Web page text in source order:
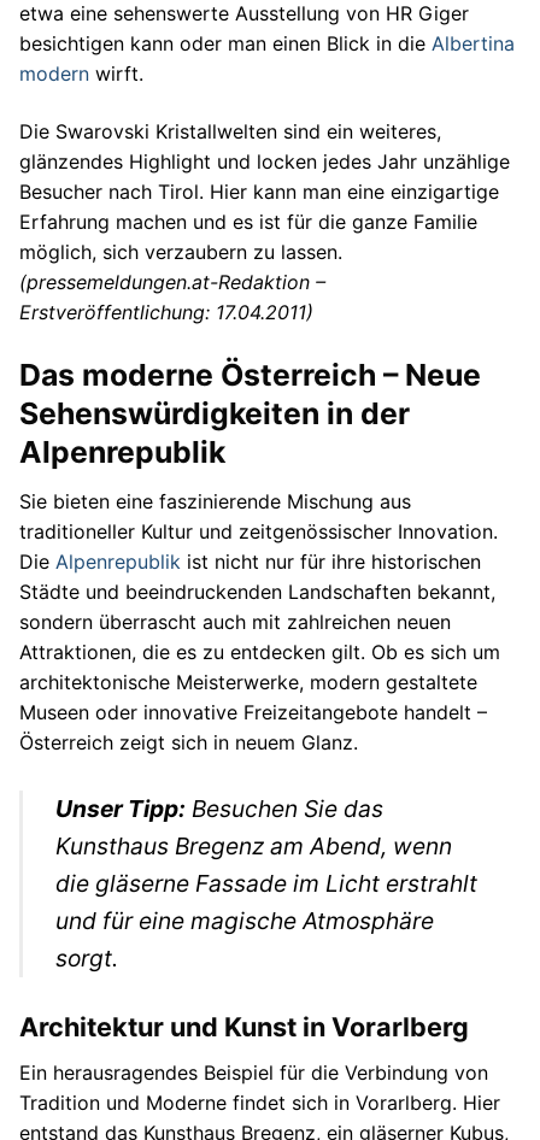
etwa eine sehenswerte Ausstellung von HR Giger
besichtigen kann oder man einen Blick in die Albertina
modern wirft.
Die Swarovski Kristallwelten sind ein weiteres,
glänzendes Highlight und locken jedes Jahr unzählige
Besucher nach Tirol. Hier kann man eine einzigartige
Erfahrung machen und es ist für die ganze Familie
möglich, sich verzaubern zu lassen.
(pressemeldungen.at-Redaktion –
Erstveröffentlichung: 17.04.2011)
Das moderne Österreich – Neue
Sehenswürdigkeiten in der
Alpenrepublik
Sie bieten eine faszinierende Mischung aus
traditioneller Kultur und zeitgenössischer Innovation.
Die Alpenrepublik ist nicht nur für ihre historischen
Städte und beeindruckenden Landschaften bekannt,
sondern überrascht auch mit zahlreichen neuen
Attraktionen, die es zu entdecken gilt. Ob es sich um
architektonische Meisterwerke, modern gestaltete
Museen oder innovative Freizeitangebote handelt –
Österreich zeigt sich in neuem Glanz.
Unser Tipp: Besuchen Sie das
Kunsthaus Bregenz am Abend, wenn
die gläserne Fassade im Licht erstrahlt
und für eine magische Atmosphäre
sorgt.
Architektur und Kunst in Vorarlberg
Ein herausragendes Beispiel für die Verbindung von
Tradition und Moderne findet sich in Vorarlberg. Hier
entstand das Kunsthaus Bregenz, ein gläserner Kubus,